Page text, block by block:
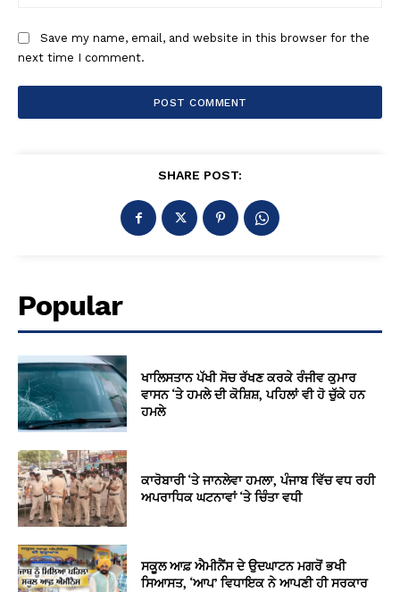
Save my name, email, and website in this browser for the
next time I comment.
SHARE POST:
Popular
ਖਾਲਿਸਤਾਨ ਪੱਖੀ ਸੋਚ ਰੱਖਣ ਕਰਕੇ ਰੰਜੀਵ ਕੁਮਾਰ
ਵਾਸਨ ‘ਤੇ ਹਮਲੇ ਦੀ ਕੋਸ਼ਿਸ਼, ਪਹਿਲਾਂ ਵੀ ਹੋ ਚੁੱਕੇ ਹਨ
ਹਮਲੇ
ਕਾਰੋਬਾਰੀ ‘ਤੇ ਜਾਨਲੇਵਾ ਹਮਲਾ, ਪੰਜਾਬ ਵਿੱਚ ਵਧ ਰਹੀ
ਅਪਰਾਧਿਕ ਘਟਨਾਵਾਂ ‘ਤੇ ਚਿੰਤਾ ਵਧੀ
ਸਕੂਲ ਆਫ਼ ਐਮੀਨੈਂਸ ਦੇ ਉਦਘਾਟਨ ਮਗਰੋਂ ਭਖੀ
ਸਿਆਸਤ, ‘ਆਪ’ ਵਿਧਾਇਕ ਨੇ ਆਪਣੀ ਹੀ ਸਰਕਾਰ